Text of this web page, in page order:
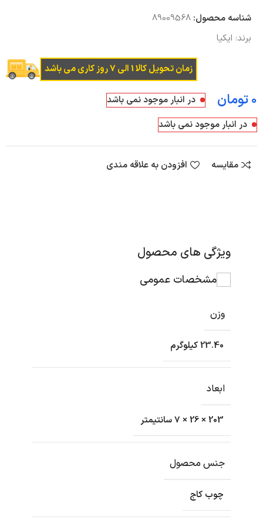
شناسه محصول:89009568
برند: ایکیا
زمان تحویل کالا 1 الی 7 روز کاری می باشد
تومان
در انبار موجود نمی باشد
در انبار موجود نمی باشد
مقایسه افزودن به علاقه مندی
ویژگی های محصول
مشخصات عمومی
وزن
23.40 کیلوگرم
ابعاد
203 × 26 × 7 سانتیمتر
جنس محصول
چوب کاج